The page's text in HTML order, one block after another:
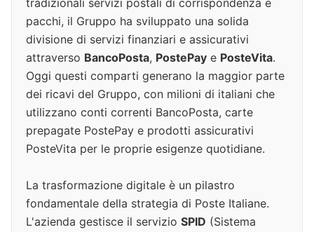
tradizionali servizi postali di corrispondenza e
pacchi, il Gruppo ha sviluppato una solida
divisione di servizi finanziari e assicurativi
attraverso BancoPosta, PostePay e PosteVita.
Oggi questi comparti generano la maggior parte
dei ricavi del Gruppo, con milioni di italiani che
utilizzano conti correnti BancoPosta, carte
prepagate PostePay e prodotti assicurativi
PosteVita per le proprie esigenze quotidiane.
La trasformazione digitale è un pilastro
fondamentale della strategia di Poste Italiane.
L'azienda gestisce il servizio SPID (Sistema